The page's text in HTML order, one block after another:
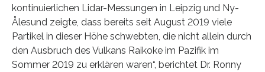
kontinuierlichen Lidar-Messungen in Leipzig und Ny-
Ålesund zeigte, dass bereits seit August 2019 viele
Partikel in dieser Höhe schwebten, die nicht allein durch
den Ausbruch des Vulkans Raikoke im Pazifik im
Sommer 2019 zu erklären waren“, berichtet Dr. Ronny